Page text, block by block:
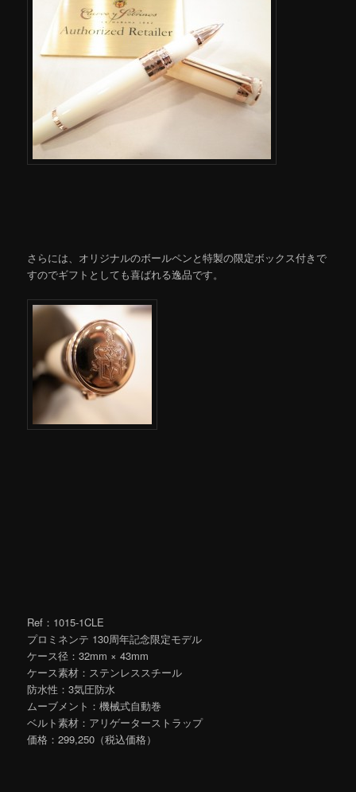
さらには、オリジナルのボールペンと特製の限定ボックス付きで
すのでギフトとしても喜ばれる逸品です。
Ref：1015-1CLE
プロミネンテ 130周年記念限定モデル
ケース径：32mm × 43mm
ケース素材：ステンレススチール
防水性：3気圧防水
ムーブメント：機械式自動巻
ベルト素材：アリゲーターストラップ
価格：299,250（税込価格）